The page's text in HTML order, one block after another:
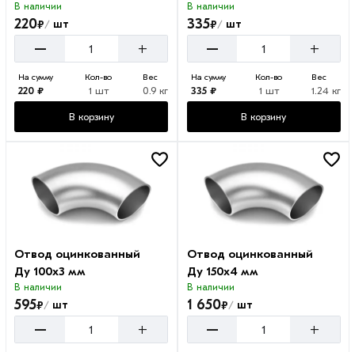
В наличии
220₽/ шт
– +
На сумму
220 ₽
Кол-во
1 шт
Вес
0.9 кг
В корзину
В наличии
335₽/шт
– +
На сумму
335 ₽
Кол-во
1 шт
Вес
1.24 кг
В корзину
Отвод оцинкованный
Ду 100х3 мм
В наличии
595₽/ шт
– +
Отвод оцинкованный
Ду 150х4 мм
В наличии
1 650₽/шт
– +